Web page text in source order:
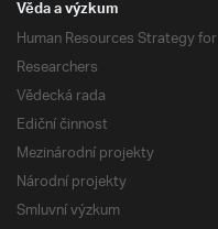
Věda a výzkum
Human Resources Strategy for
Researchers
Vědecká rada
Ediční činnost
Mezinárodní projekty
Národní projekty
Smluvní výzkum